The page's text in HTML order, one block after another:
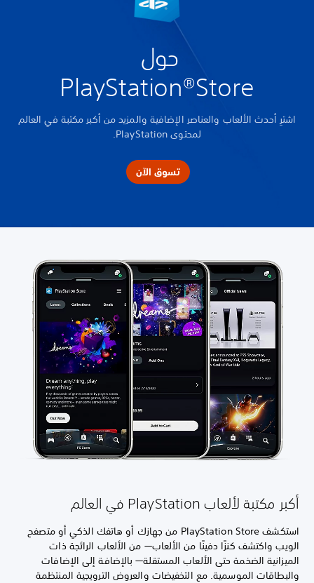
حول
PlayStation®Store
اشترِ أحدث الألعاب والعناصر الإضافية والمزيد من أكبر مكتبة في العالم
لمحتوى PlayStation.
تسوق الآن
أكبر مكتبة لألعاب PlayStation في العالم
استكشف PlayStation Store من جهازك أو هاتفك الذكي أو متصفح
الويب واكتشف كنزًا دفينًا من الألعاب— من الألعاب الرائجة ذات
الميزانية الضخمة حتى الألعاب المستقلة— بالإضافة إلى الإضافات
والبطاقات الموسمية. مع التخفيضات والعروض الترويجية المنتظمة